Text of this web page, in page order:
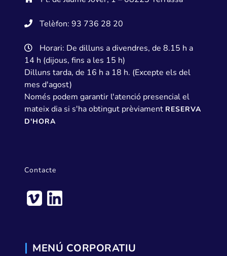
Telèfon: 93 736 28 20
Horari: De dilluns a divendres, de 8.15 h a
14 h (dijous, fins a les 15 h)
Dilluns tarda, de 16 h a 18 h. (Excepte els del
mes d'agost)
Només podem garantir l'atenció presencial el
mateix dia si s'ha obtingut prèviament RESERVA
D'HORA
Contacte
MENÚ CORPORATIU